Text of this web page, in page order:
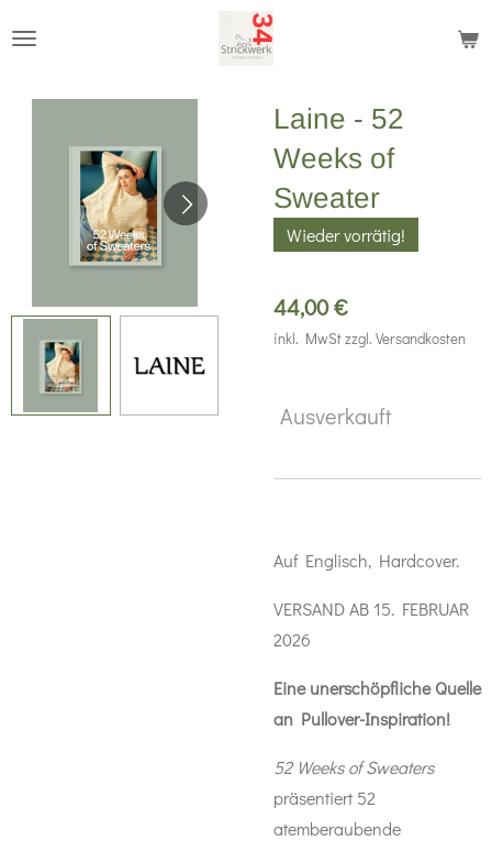
Laine - 52
Weeks of
Sweater
Wieder vorrätig!
44,00 €
inkl. MwSt zzgl. Versandkosten
Ausverkauft
Auf Englisch, Hardcover.
VERSAND AB 15. FEBRUAR
2026
Eine unerschöpfliche Quelle
an Pullover-Inspiration!
52 Weeks of Sweaters
präsentiert 52
atemberaubende